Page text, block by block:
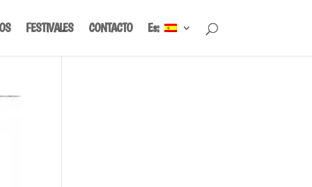
FESTIVALES CONTACTO Es: